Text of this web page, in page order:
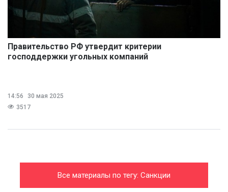
Правительство РФ утвердит критерии
господдержки угольных компаний
14:56
30 мая 2025
3517
Все материалы по тегу: Санкции